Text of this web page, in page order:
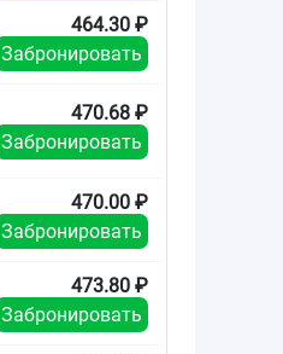
464.30 ₽
Забронировать
470.68 ₽
Забронировать
470.00 ₽
Забронировать
473.80 ₽
Забронировать